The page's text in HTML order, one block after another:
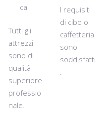
ca
Tutti gli
attrezzi
sono di
qualità
superiore
professio
nale.
I requisiti
di cibo o
caffetteria
sono
soddisfatti